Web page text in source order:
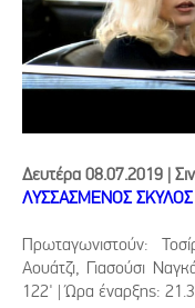
Δευτέρα 08.07.2019 |
ΛΥΣΣΑΣΜΕΝΟΣ ΣΚΥΛΟΣ
Πρωταγωνιστούν:
Αουάτζι, Γιασούσι
122' | Ώρα έναρξης: